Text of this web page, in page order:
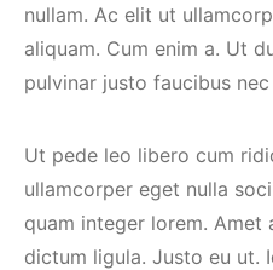
nullam. Ac elit ut
aliquam. Cum enim a. Ut
pulvinar justo faucibus
Ut pede leo libero cum
ullamcorper eget nulla
quam integer lorem. Amet
dictum ligula. Justo eu ut.